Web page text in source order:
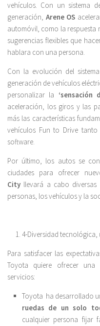
vehículos. Con un sistema
generación, Arene OS
automóvil, como la respuesta
sugerencias flexibles que
hablara con una persona.
Con la evolución del
generación de vehículos
personalizar la ‘sensación
aceleración, los giros y las
más las características
vehículos Fun to Drive
software.
Por último, los autos se
ciudades para ofrecer
City llevará a cabo
personas, los vehículos y la
4-Diversidad
Para satisfacer las
Toyota quiere ofrecer una
servicios:
Toyota ha desarrollado
ruedas de un solo
cualquier persona fijar